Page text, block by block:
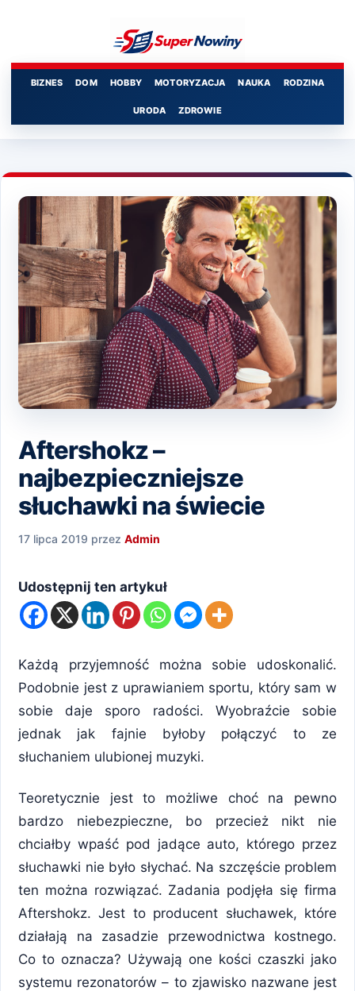
BIZNES DOM HOBBY MOTORYZACJA NAUKA RODZINA
URODA ZDROWIE
Aftershokz –
najbezpieczniejsze
słuchawki na świecie
17 lipca 2019 przez Admin
Udostępnij ten artykuł
Każdą przyjemność można sobie udoskonalić.
Podobnie jest z uprawianiem sportu, który sam w
sobie daje sporo radości. Wyobraźcie sobie
jednak jak fajnie byłoby połączyć to ze
słuchaniem ulubionej muzyki.
Teoretycznie jest to możliwe choć na pewno
bardzo niebezpieczne, bo przecież nikt nie
chciałby wpaść pod jadące auto, którego przez
słuchawki nie było słychać. Na szczęście problem
ten można rozwiązać. Zadania podjęła się firma
Aftershokz. Jest to producent słuchawek, które
działają na zasadzie przewodnictwa kostnego.
Co to oznacza? Używają one kości czaszki jako
systemu rezonatorów – to zjawisko nazwane jest